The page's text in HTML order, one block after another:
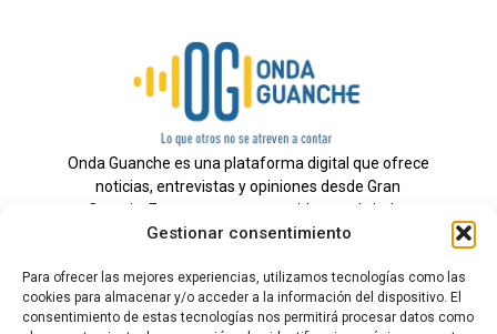
Gestionar consentimiento
Para ofrecer las mejores experiencias, utilizamos tecnologías como las
cookies para almacenar y/o acceder a la información del dispositivo. El
consentimiento de estas tecnologías nos permitirá procesar datos como
Onda Guanche es una plataforma digital que ofrece
noticias, entrevistas y opiniones desde Gran
Canaria. Estamos comprometidos con brindar
información veraz y un periodismo independiente a